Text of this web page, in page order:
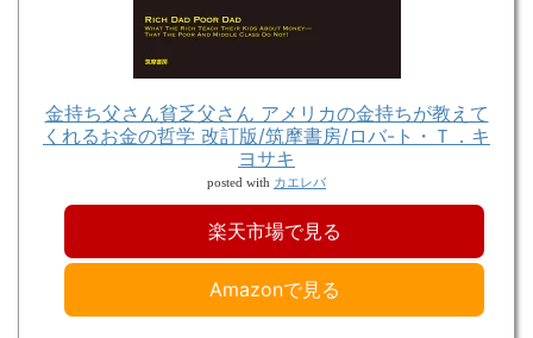
金持ち父さん貧乏父さん アメリカの金持ちが教えて
くれるお金の哲学 改訂版/筑摩書房/ロバ-ト・Ｔ．キ
ヨサキ
posted with カエレバ
楽天市場で見る
Amazonで見る